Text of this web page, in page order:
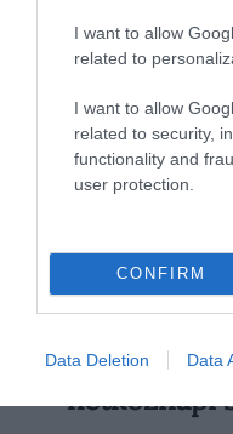
I want to allow
related to
I want to allow
related to security,
functionality and
user protection.
CONFIRM
Data Deletion Data
Az
eseményekhez
10
hétköznapi